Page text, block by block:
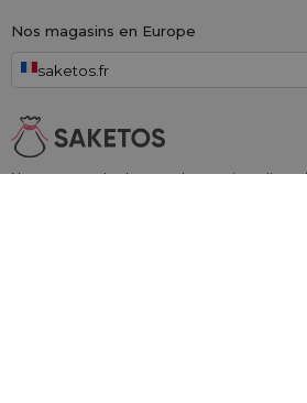
Nous sommes le plus grand magasin en ligne
Nos magasins en Europe
saketos.fr